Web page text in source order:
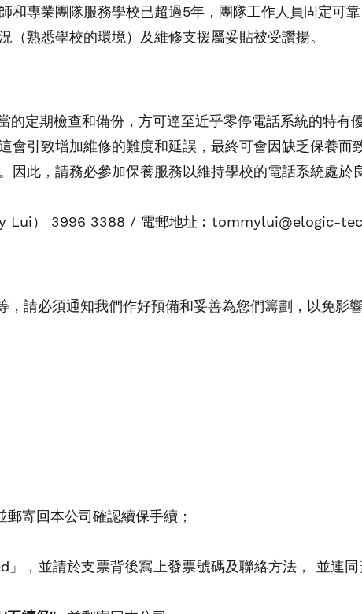
專業團隊服務學校已超過5年，團隊工作人員固定可
熟悉學校的環境）及維修支援屬妥貼被受讚揚。
定期檢查和備份，方可達至近乎零停電話系統的特有
會引致增加維修的難度和延誤，最終可會因缺乏保養而
此，請務必參加保養服務以維持學校的電話系統處於
Lui） 3996 3388 / 電郵地址︰tommylui@elogic-
請必須通知我們作好預備和妥善為您們籌劃​，以免影
寄回本公司確認續保手續；
並請於支票背後寫上發票號碼及聯絡方法， 並連同​